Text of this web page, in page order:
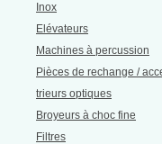
Inox
Elévateurs
Machines à percussion
Pièces de rechange /
trieurs optiques
Broyeurs à choc fine
Filtres